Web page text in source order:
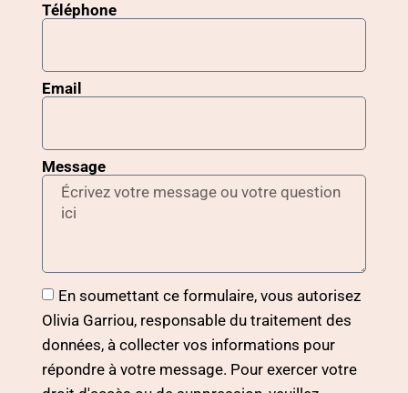
Téléphone
Email
Message
En soumettant ce formulaire, vous autorisez
Olivia Garriou, responsable du traitement des
données, à collecter vos informations pour
répondre à votre message. Pour exercer votre